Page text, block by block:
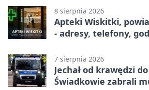
8 sierpnia 2026
Apteki Wiskitki,
- adresy, telefony,
7 sierpnia 2026
Jechał od krawędzi
Świadkowie zabrali